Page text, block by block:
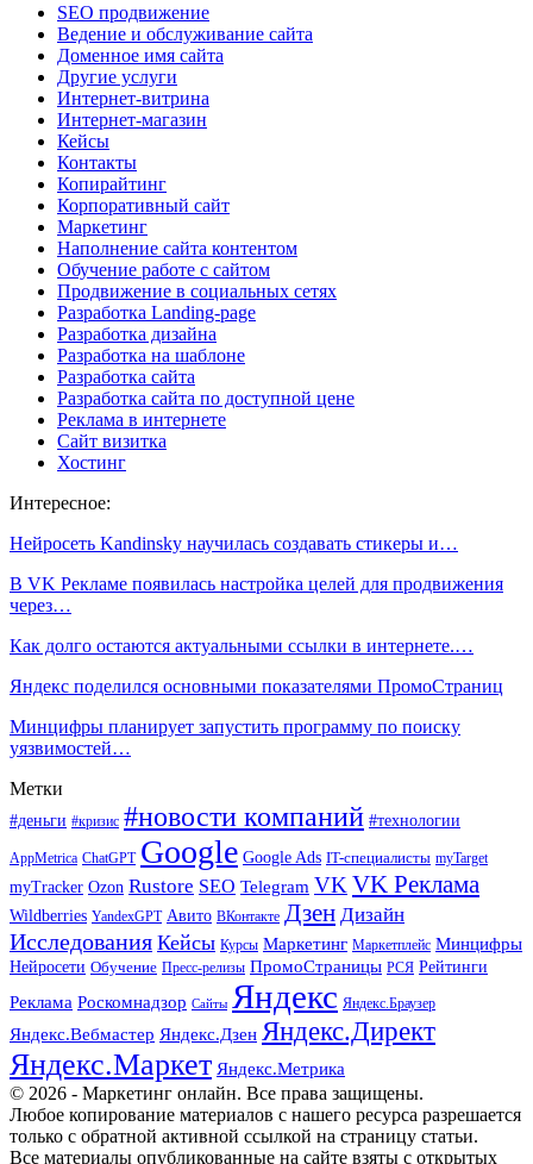
SEO продвижение
Ведение и обслуживание сайта
Доменное имя сайта
Другие услуги
Интернет-витрина
Интернет-магазин
Кейсы
Контакты
Копирайтинг
Корпоративный сайт
Маркетинг
Наполнение сайта контентом
Обучение работе с сайтом
Продвижение в социальных сетях
Разработка Landing-page
Разработка дизайна
Разработка на шаблоне
Разработка сайта
Разработка сайта по доступной цене
Реклама в интернете
Сайт визитка
Хостинг
Интересное:
Нейросеть Kandinsky научилась создавать стикеры и…
В VK Рекламе появилась настройка целей для продвижения
через…
Как долго остаются актуальными ссылки в интернете.…
Яндекс поделился основными показателями ПромоСтраниц
Минцифры планирует запустить программу по поиску
уязвимостей…
Метки
#деньги #кризис #новости компаний #технологии
AppMetrica ChatGPT Google Google Ads IT-специалисты myTarget
myTracker Ozon Rustore SEO Telegram VK VK Реклама
Wildberries YandexGPT Авито ВКонтакте Дзен Дизайн
Исследования Кейсы Курсы Маркетинг Маркетплейс Минцифры
Нейросети Обучение Пресс-релизы ПромоСтраницы РСЯ Рейтинги
Реклама Роскомнадзор Сайты Яндекс Яндекс.Браузер
Яндекс.Вебмастер Яндекс.Дзен Яндекс.Директ
Яндекс.Маркет Яндекс.Метрика
© 2026 - Маркетинг онлайн. Все права защищены.
Любое копирование материалов с нашего ресурса разрешается
только с обратной активной ссылкой на страницу статьи.
Все материалы опубликованные на сайте взяты с открытых